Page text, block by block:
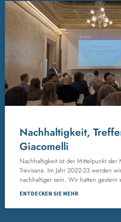
Nachhaltigkeit,
Giacomelli
Nachhaltigkeit ist der Mittelpunkt der
Trevisana. Im Jahr 2022-23 werden
nachhaltiger sein. Wir hatten gestern
ENTDECKEN SIE MEHR